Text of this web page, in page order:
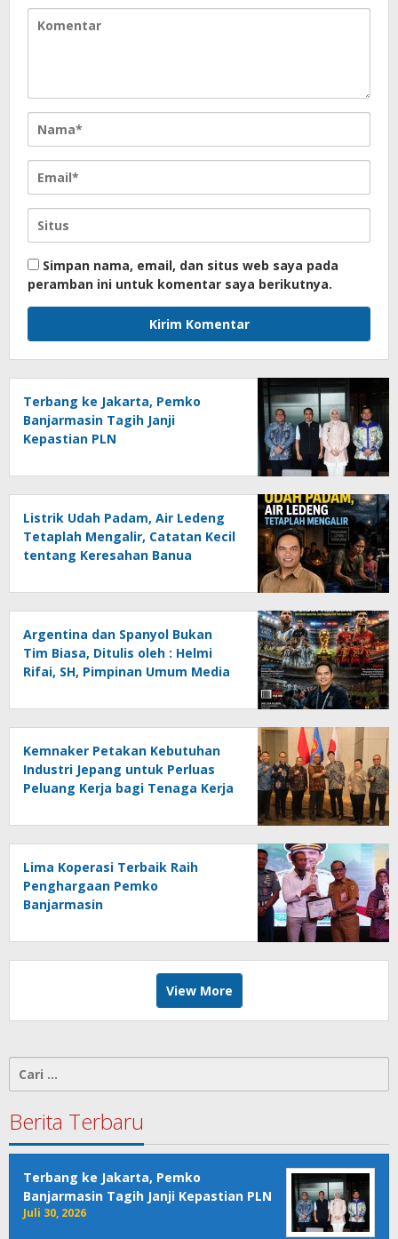
Simpan nama, email, dan situs web saya pada
peramban ini untuk komentar saya berikutnya.
Terbang ke Jakarta, Pemko
Banjarmasin Tagih Janji
Kepastian PLN
Listrik Udah Padam, Air Ledeng
Tetaplah Mengalir, Catatan Kecil
tentang Keresahan Banua
Ancaman Lingkungan, Oleh :
Helmi Rifai, SH
Argentina dan Spanyol Bukan
Tim Biasa, Ditulis oleh : Helmi
Rifai, SH, Pimpinan Umum Media
Kemnaker Petakan Kebutuhan
Industri Jepang untuk Perluas
Peluang Kerja bagi Tenaga Kerja
Lima Koperasi Terbaik Raih
Penghargaan Pemko
Banjarmasin
View More
Cari
untuk:
Berita Terbaru
Terbang ke Jakarta, Pemko
Banjarmasin Tagih Janji Kepastian PLN
Juli 30, 2026